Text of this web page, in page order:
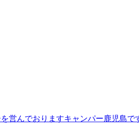
営んでおりますキャンパー鹿児島